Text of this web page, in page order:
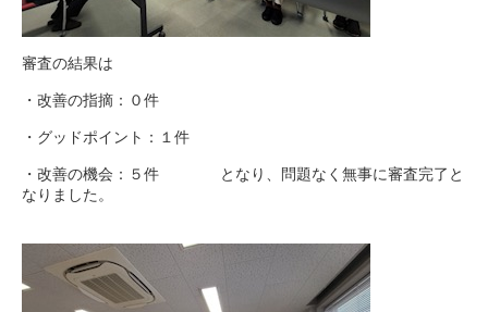
審査の結果は
・改善の指摘：０件
・グッドポイント：１件
・改善の機会：５件 となり、問題なく無事に審査完了と
なりました。